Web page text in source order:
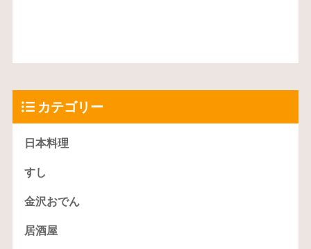
カテゴリー
日本料理
すし
金沢おでん
居酒屋